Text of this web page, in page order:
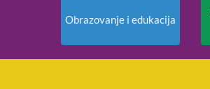
Obrazovanje i edukacija